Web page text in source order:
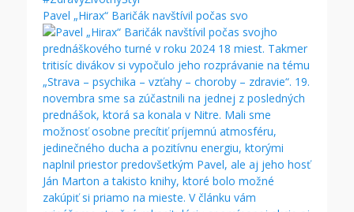
Pavel „Hirax“ Baričák navštívil počas svo